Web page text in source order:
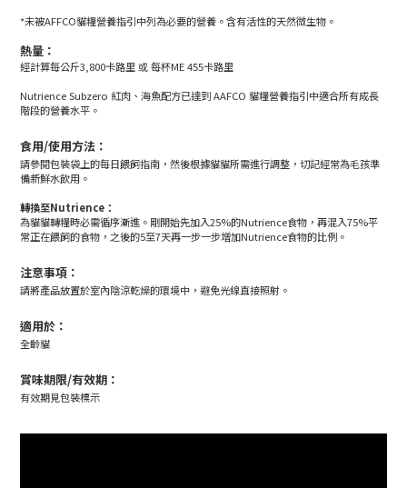
*未被AFFCO貓糧營養指引中列為必要的營養。含有活性的天然微生物。
熱量：
經計算每公斤3,800卡路里 或 每杯ME 455卡路里
Nutrience Subzero 紅肉、海魚配方已達到 AAFCO 貓糧營養指引中適合所有成長
階段的營養水平。
食用/使用方法：
請參閱包裝袋上的每日餵飼指南，然後根據貓貓所需進行調整，切記經常為毛孩準
備新鮮水飲用。
轉換至Nutrience：
為貓貓轉糧時必需循序漸進。剛開始先加入25%的Nutrience食物，再混入75%平
常正在餵飼的食物，之後的5至7天再一步一步增加Nutrience食物的比例。
注意事項：
請將產品放置於室內陰涼乾燥的環境中，避免光線直接照射。
適用於：
全齡貓
賞味期限/有效期：
有效期見包裝標示